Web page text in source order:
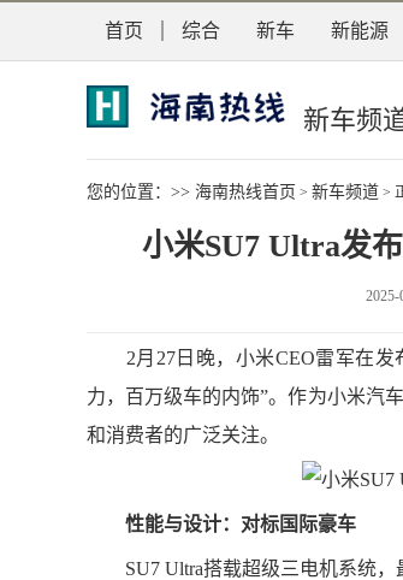
首页 综合 新车 新能源
新车频
您的位置：>> 海南热线首页 > 新车频道 >
小米SU7 Ultra发
2月27日晚，小米CEO雷军在发
力，百万级车的内饰”。作为小米汽
和消费者的广泛关注。
性能与设计：对标国际豪车
SU7 Ultra搭载超级三电机系统，最